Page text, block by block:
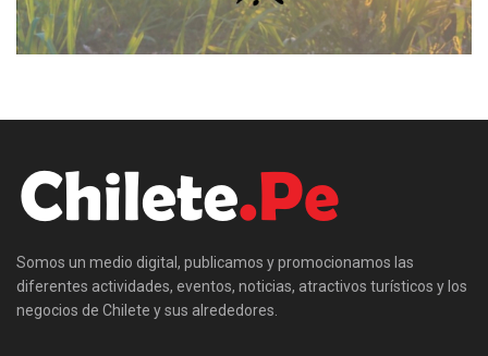
Somos un medio digital, publicamos y promocionamos las
diferentes actividades, eventos, noticias, atractivos turísticos y los
negocios de Chilete y sus alrededores.